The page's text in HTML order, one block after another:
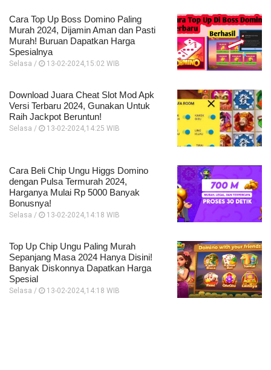
Cara Top Up Boss Domino Paling
Murah 2024, Dijamin Aman dan Pasti
Murah! Buruan Dapatkan Harga
Spesialnya
Selasa / 13-02-2024,15:02 WIB
Download Juara Cheat Slot Mod Apk
Versi Terbaru 2024, Gunakan Untuk
Raih Jackpot Beruntun!
Selasa / 13-02-2024,14:25 WIB
Cara Beli Chip Ungu Higgs Domino
dengan Pulsa Termurah 2024,
Harganya Mulai Rp 5000 Banyak
Bonusnya!
Selasa / 13-02-2024,14:18 WIB
Top Up Chip Ungu Paling Murah
Sepanjang Masa 2024 Hanya Disini!
Banyak Diskonnya Dapatkan Harga
Spesial
Selasa / 13-02-2024,14:18 WIB